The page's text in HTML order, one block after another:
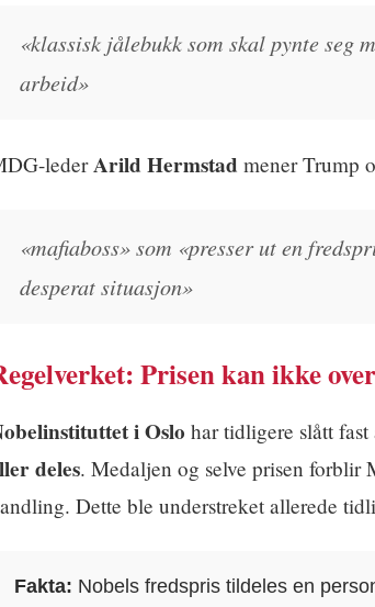
«klassisk jålebukk som skal pynte seg
arbeid»
lederArild Hermstad mener Trump
«mafiaboss» som «presser ut en
desperat situasjon»
Prisen kan ikke
i Oslo har tidligere slått fast
deles. Medaljen og selve prisen forblir
Dette ble understreket allerede
Fakta: Nobels fredspris tildeles en